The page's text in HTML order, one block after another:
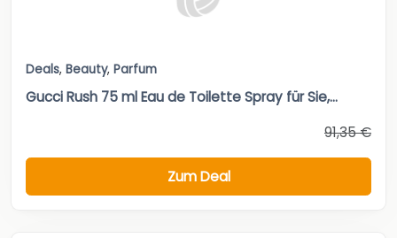
Deals, Beauty, Parfum
Gucci Rush 75 ml Eau de Toilette Spray für Sie,...
91,35 €
Zum Deal